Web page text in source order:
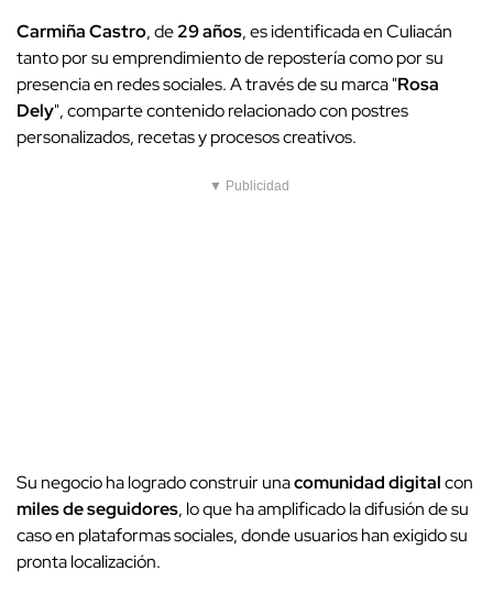
Carmiña Castro, de29 años, es identificada en Culiacán
tanto por su emprendimiento de repostería como por su
presencia en redes sociales. A través de su marca "Rosa
Dely", comparte contenido relacionado con postres
personalizados, recetas y procesos creativos.
▼ Publicidad
Su negocio ha logrado construir unacomunidad digitalcon
miles de seguidores, lo que ha amplificado la difusión de su
caso en plataformas sociales, donde usuarios han exigido su
pronta localización.